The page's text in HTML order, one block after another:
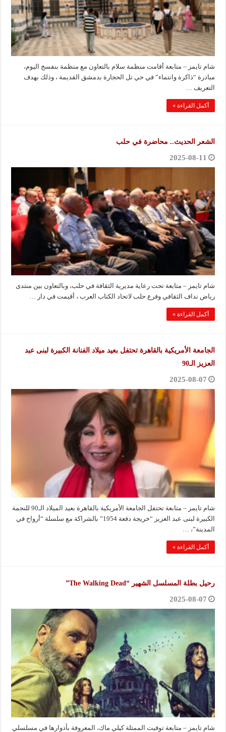
شام تايمز – متابعة أقامت منظمة سلام بالتعاون مع منظمة بنفسج اليوم،
مبادرة “ذاكرة وانتماء” في حي تل الحجارة بدمشق القديمة ، وذلك بهدف
التعريف …
أكمل القراءة »
الشعر الحديث.. محاضرة في حلب
2025-08-11
شام تايمز – متابعة تحت رعاية مديرية الثقافة في حلب، وبالتعاون بين منتدى
رياض نداف الثقافي وفرع حلب لاتحاد الكتاب العرب ، أقيمت في دار …
أكمل القراءة »
الجامعة الأمريكية بالقاهرة تحتفل بعيد ميلاد الفنانة الكبيرة لبنى عبد
العزيز الـ90
2025-08-07
شام تايمز – متابعة تحتفل الجامعة الأمريكية بالقاهرة بعيد الميلاد الـ90 للنجمة
الكبيرة لبنى عبد العزيز “خريجة دفعة 1954” بالشراكة مع سلسلة “أرواح في
المدينة”، …
أكمل القراءة »
رحيل بطلة المسلسل الشهير “The Walking Dead”
2025-08-07
شام تايمز – متابعة توفيت الممثلة كيلي ماك، المعروفة بأدوارها في مسلسلي